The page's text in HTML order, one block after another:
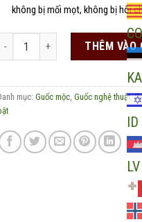
CO
KA
ID
LV
không bị mối mọt, không bị hôi
Guốc mộc nghệ thuật thêu tay Tổ
THÊM VÀO
mục: Guốc mộc Guốc nghệ thuật,